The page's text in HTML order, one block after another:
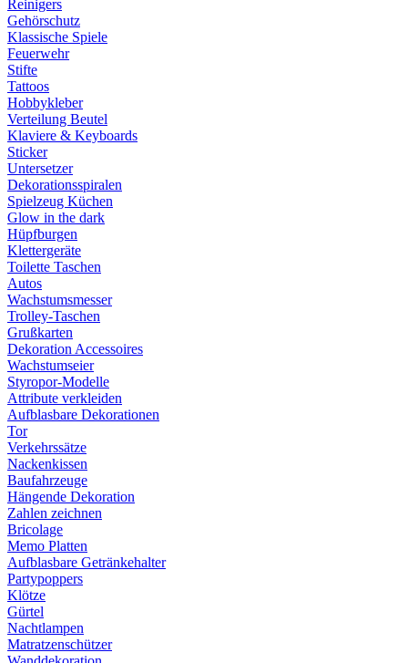
Reinigers
Gehörschutz
Klassische Spiele
Feuerwehr
Stifte
Tattoos
Hobbykleber
Verteilung Beutel
Klaviere & Keyboards
Sticker
Untersetzer
Dekorationsspiralen
Spielzeug Küchen
Glow in the dark
Hüpfburgen
Klettergeräte
Toilette Taschen
Autos
Wachstumsmesser
Trolley-Taschen
Grußkarten
Dekoration Accessoires
Wachstumseier
Styropor-Modelle
Attribute verkleiden
Aufblasbare Dekorationen
Tor
Verkehrssätze
Nackenkissen
Baufahrzeuge
Hängende Dekoration
Zahlen zeichnen
Bricolage
Memo Platten
Aufblasbare Getränkehalter
Partypoppers
Klötze
Gürtel
Nachtlampen
Matratzenschützer